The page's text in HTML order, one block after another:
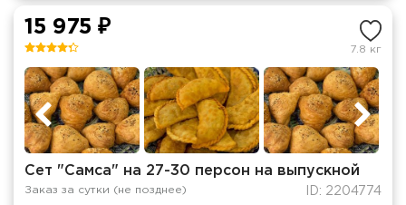
15 975 ₽
7.8 кг
Сет "Самса" на 27-30 персон на выпускной
Заказ за сутки (не позднее) ID: 2204774